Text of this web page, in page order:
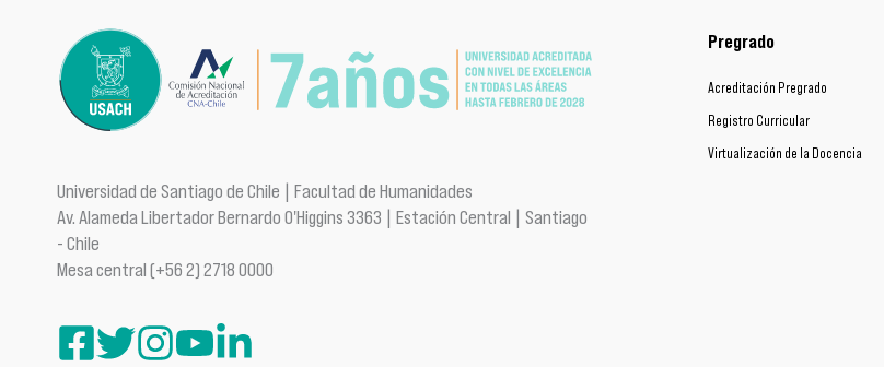
Universidad de Santiago de Chile | Facultad de Humanidades
Av. Alameda Libertador Bernardo O'Higgins 3363 | Estación Central | Santiago
- Chile
Mesa central (+56 2) 2718 0000
Pregrado
Acreditación Pregrado
Registro Curricular
Virtualización de la Docencia